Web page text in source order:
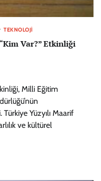
TEKNOLOJI
Var?” Etkinliği
Milli Eğitim
Yüzyılı Maarif
ve kültürel